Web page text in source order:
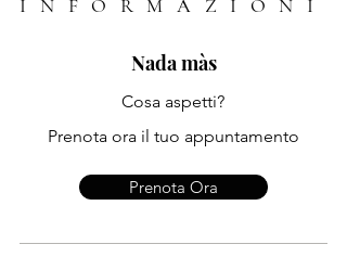
INFORMAZIONI
Nada màs
Cosa aspetti?
Prenota ora il tuo appuntamento
Prenota Ora